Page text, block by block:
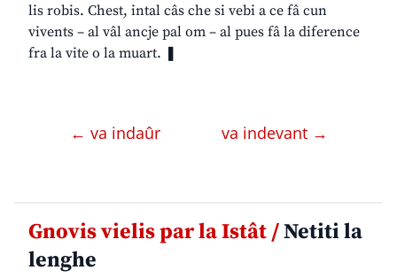
lis robis. Chest, intal câs che si vebi a ce fâ cun
vivents – al vâl ancje pal om – al pues fâ la diference
fra la vite o la muart. ❚
← va indaûr va indevant →
Gnovis vielis par la Istât /Netiti la
lenghe